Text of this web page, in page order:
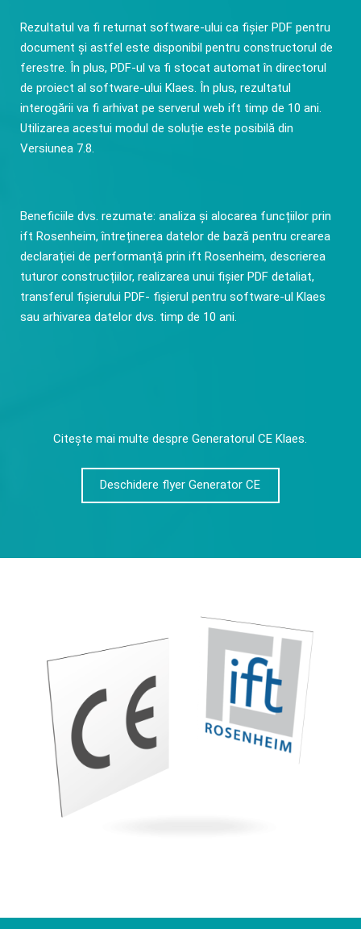
Rezultatul va fi returnat software-ului ca fișier PDF pentru
document și astfel este disponibil pentru constructorul de
ferestre. În plus, PDF-ul va fi stocat automat în directorul
de proiect al software-ului Klaes. În plus, rezultatul
interogării va fi arhivat pe serverul web ift timp de 10 ani.
Utilizarea acestui modul de soluție este posibilă din
Versiunea 7.8.
Beneficiile dvs. rezumate: analiza și alocarea funcțiilor prin
ift Rosenheim, întreținerea datelor de bază pentru crearea
declarației de performanță prin ift Rosenheim, descrierea
tuturor construcțiilor, realizarea unui fișier PDF detaliat,
transferul fișierului PDF- fișierul pentru software-ul Klaes
sau arhivarea datelor dvs. timp de 10 ani.
Citește mai multe despre Generatorul CE Klaes.
Deschidere flyer Generator CE